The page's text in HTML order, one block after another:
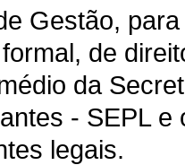
Gestão,
de
da
- SEPL
legais.